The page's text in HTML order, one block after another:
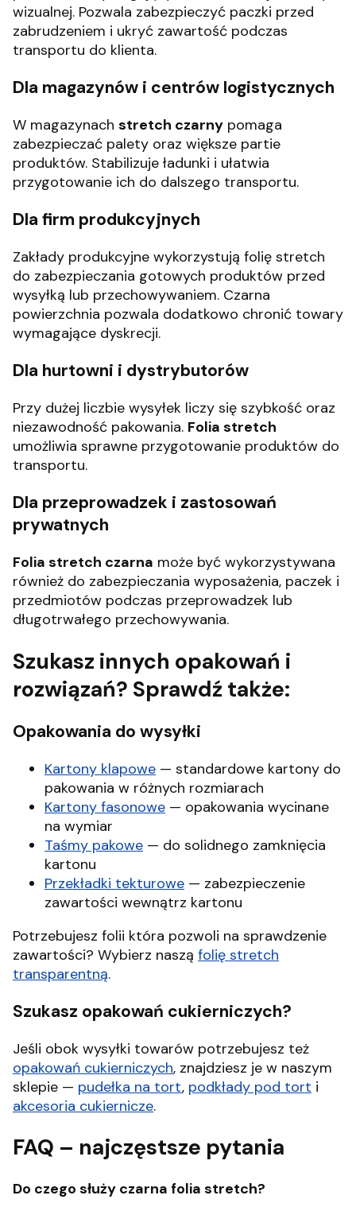
wizualnej. Pozwala zabezpieczyć paczki przed
zabrudzeniem i ukryć zawartość podczas
transportu do klienta.
Dla magazynów i centrów logistycznych
W magazynach stretch czarny pomaga
zabezpieczać palety oraz większe partie
produktów. Stabilizuje ładunki i ułatwia
przygotowanie ich do dalszego transportu.
Dla firm produkcyjnych
Zakłady produkcyjne wykorzystują folię stretch
do zabezpieczania gotowych produktów przed
wysyłką lub przechowywaniem. Czarna
powierzchnia pozwala dodatkowo chronić towary
wymagające dyskrecji.
Dla hurtowni i dystrybutorów
Przy dużej liczbie wysyłek liczy się szybkość oraz
niezawodność pakowania. Folia stretch
umożliwia sprawne przygotowanie produktów do
transportu.
Dla przeprowadzek i zastosowań
prywatnych
Folia stretch czarna może być wykorzystywana
również do zabezpieczania wyposażenia, paczek i
przedmiotów podczas przeprowadzek lub
długotrwałego przechowywania.
Szukasz innych opakowań i
rozwiązań? Sprawdź także:
Opakowania do wysyłki
Kartony klapowe — standardowe kartony do
pakowania w różnych rozmiarach
Kartony fasonowe — opakowania wycinane
na wymiar
Taśmy pakowe — do solidnego zamknięcia
kartonu
Przekładki tekturowe — zabezpieczenie
zawartości wewnątrz kartonu
Potrzebujesz folii która pozwoli na sprawdzenie
zawartości? Wybierz naszą folię stretch
transparentną.
Szukasz opakowań cukierniczych?
Jeśli obok wysyłki towarów potrzebujesz też
opakowań cukierniczych, znajdziesz je w naszym
sklepie — pudełka na tort, podkłady pod tort i
akcesoria cukiernicze.
FAQ – najczęstsze pytania
Do czego służy czarna folia stretch?